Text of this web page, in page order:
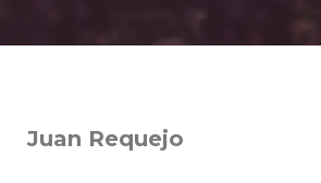
Juan Requejo